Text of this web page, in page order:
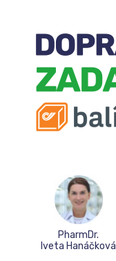
PharmDr.
Iveta Hanáčková